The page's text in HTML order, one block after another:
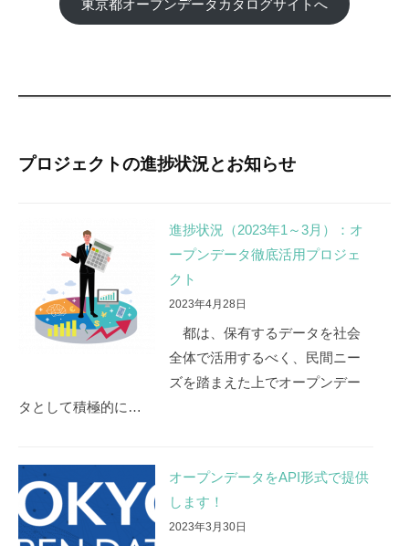
東京都オープンデータカタログサイトへ
プロジェクトの進捗状況とお知らせ
進捗状況（2023年1～3月）：オ
ープンデータ徹底活用プロジェ
クト
2023年4月28日
都は、保有するデータを社会
全体で活用するべく、民間ニー
ズを踏まえた上でオープンデー
タとして積極的に…
オープンデータをAPI形式で提供
します！
2023年3月30日